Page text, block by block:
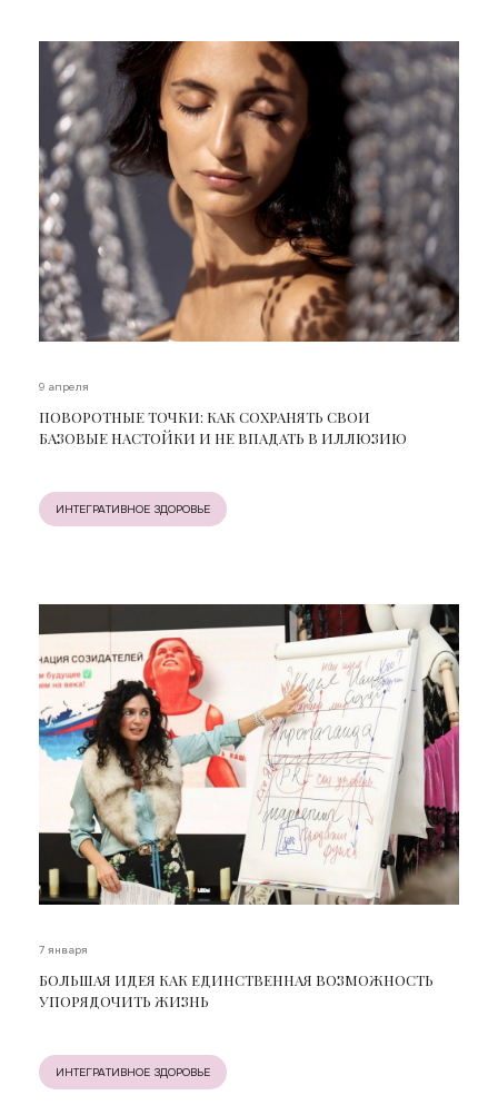
9 апреля
ПОВОРОТНЫЕ ТОЧКИ: КАК СОХРАНЯТЬ СВОИ
БАЗОВЫЕ НАСТОЙКИ И НЕ ВПАДАТЬ В ИЛЛЮЗИЮ
ИНТЕГРАТИВНОЕ ЗДОРОВЬЕ
7 января
БОЛЬШАЯ ИДЕЯ КАК ЕДИНСТВЕННАЯ ВОЗМОЖНОСТЬ
УПОРЯДОЧИТЬ ЖИЗНЬ
ИНТЕГРАТИВНОЕ ЗДОРОВЬЕ